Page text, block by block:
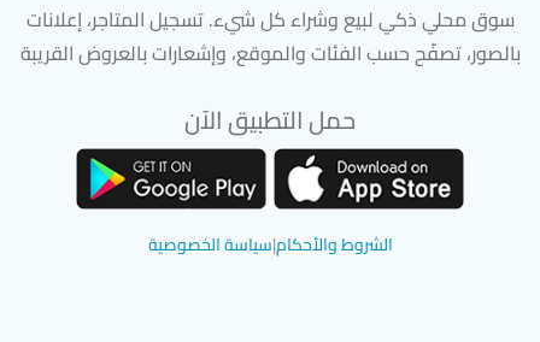
سوق محلي ذكي لبيع وشراء كل شيء. تسجيل المتاجر، إعلانات
بالصور، تصفّح حسب الفئات والموقع، وإشعارات بالعروض القريبة
حمل التطبيق الآن
الشروط والأحكام|سياسة الخصوصية